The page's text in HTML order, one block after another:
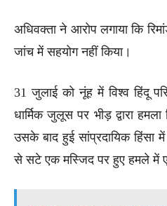
अधिवक्ता ने आरोप लगाया कि
जांच में सहयोग नहीं किया।
31 जुलाई को नूंह में विश्व हिंदू
धार्मिक जुलूस पर भीड़ द्वारा
उसके बाद हुई सांप्रदायिक हिंसा
से सटे एक मस्जिद पर हुए हमले में